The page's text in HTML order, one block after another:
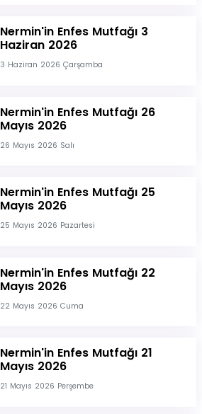
Nermin'in Enfes Mutfağı 3
Haziran 2026
3 Haziran 2026 Çarşamba
Nermin'in Enfes Mutfağı 26
Mayıs 2026
26 Mayıs 2026 Salı
Nermin'in Enfes Mutfağı 25
Mayıs 2026
25 Mayıs 2026 Pazartesi
Nermin'in Enfes Mutfağı 22
Mayıs 2026
22 Mayıs 2026 Cuma
Nermin'in Enfes Mutfağı 21
Mayıs 2026
21 Mayıs 2026 Perşembe